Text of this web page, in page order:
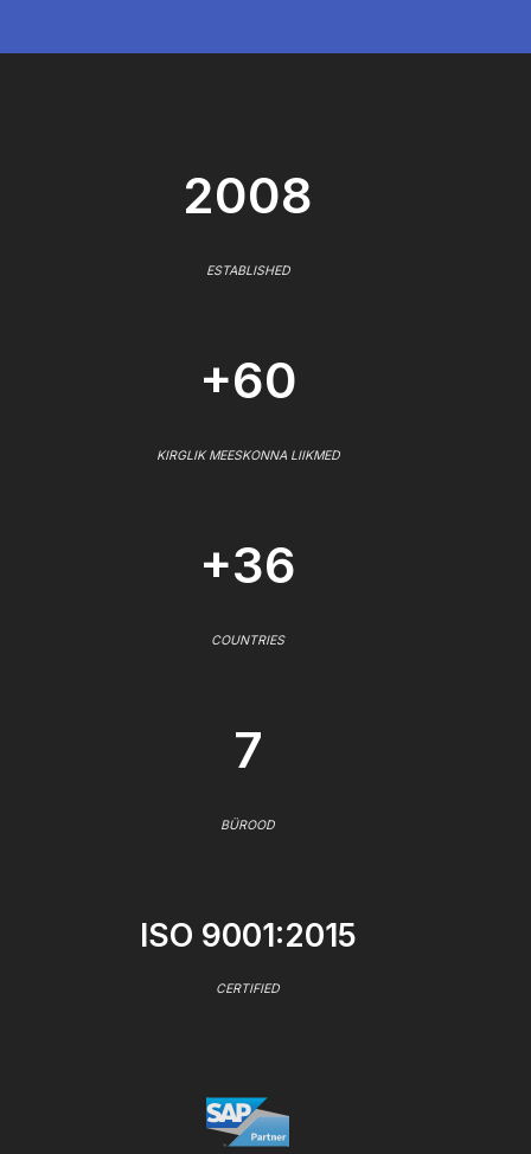
2008
ESTABLISHED
+60
KIRGLIK MEESKONNA LIIKMED
+36
COUNTRIES
7
BÜROOD
ISO 9001:2015
CERTIFIED